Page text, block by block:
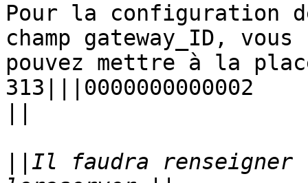
Pour la configuration
champ gateway_ID, vous
pouvez mettre à la
313|||0000000000002
Il faudra renseigner